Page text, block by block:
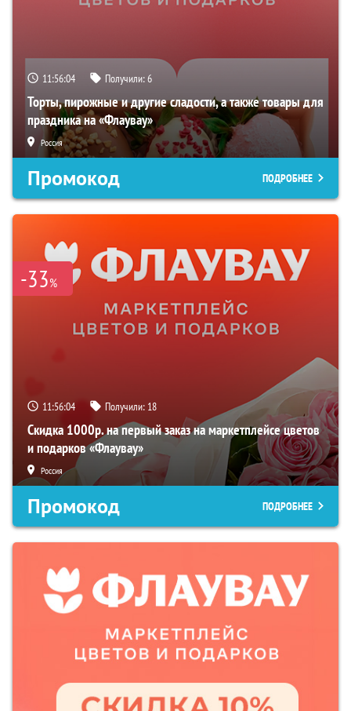
11:56:03 Получили:6
Торты, пирожные и другие сладости, а также товары для
праздника на «Флаувау»
Россия
Промокод ПОДРОБНЕЕ
-33%
11:56:03 Получили: 18
Скидка 1000р. на первый заказ на маркетплейсе цветов
и подарков «Флаувау»
Россия
Промокод ПОДРОБНЕЕ